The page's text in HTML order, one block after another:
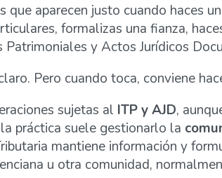
que aparecen justo cuando haces
formalizas una fianza,
y Actos Jurídicos
Pero cuando toca, conviene
sujetas al ITP y AJD,
práctica suele gestionarlo la
mantiene información y
u otra comunidad,